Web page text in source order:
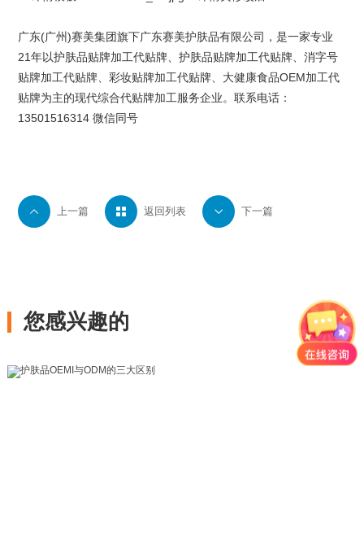
 上一篇  返回列表  下一篇
广东(广州)赛美集团旗下广东赛美护肤品有限公司 ，是一家专业
21年以护肤品贴牌加工代贴牌、护肤品贴牌加工代贴牌、消字号
贴牌加工代贴牌、彩妆贴牌加工代贴牌、大健康食品OEM加工代
贴牌为主的现代综合代贴牌加工服务企业。联系电话：
13501516314 微信同号
您感兴趣的